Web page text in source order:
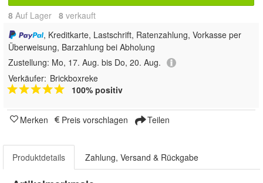
8 Auf Lager 8 verkauft
, Kreditkarte, Lastschrift, Ratenzahlung, Vorkasse per
Überweisung, Barzahlung bei Abholung
Zustellung: Mo, 17. Aug. bis Do, 20. Aug.
Verkäufer: Brickboxreke
100% positiv
Merken Preis vorschlagen Teilen
Produktdetails Zahlung, Versand & Rückgabe